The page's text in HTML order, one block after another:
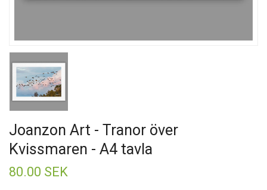
Joanzon Art - Tranor över
Kvissmaren - A4 tavla
80.00 SEK